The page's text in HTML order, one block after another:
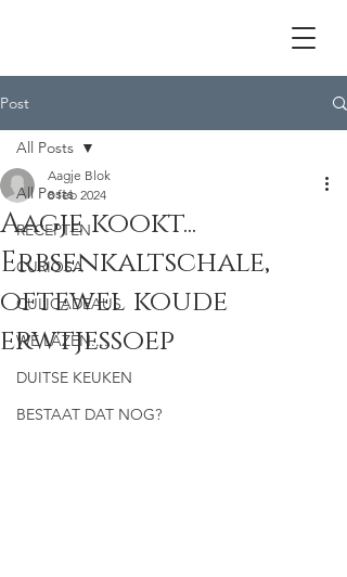
Post
All Posts
RECEPTEN
CURIOSA
CULICADEAUS
WE LAZEN....
DUITSE KEUKEN
BESTAAT DAT NOG?
All Posts
Aagje kookt...
Erbsenkaltschale,
oftewel koude
erwtjessoep
Aagje Blok
8 feb 2024